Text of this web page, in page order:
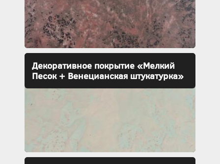
Декоративное покрытие «Мелкий
Песок + Венецианская штукатурка»